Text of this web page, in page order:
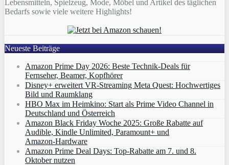
Lebensmitteln, Spielzeug, Mode, Möbel und Artikel des täglichen
Bedarfs sowie viele weitere Highlights!
Neueste Beiträge
Amazon Prime Day 2026: Beste Technik-Deals für
Fernseher, Beamer, Kopfhörer
Disney+ erweitert VR‑Streaming Meta Quest: Hochwertiges
Bild und Raumklang
HBO Max im Heimkino: Start als Prime Video Channel in
Deutschland und Österreich
Amazon Black Friday Woche 2025: Große Rabatte auf
Audible, Kindle Unlimited, Paramount+ und
Amazon‑Hardware
Amazon Prime Deal Days: Top-Rabatte am 7. und 8.
Oktober nutzen